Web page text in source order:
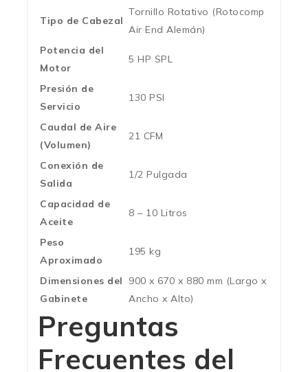
Tipo de Cabezal
Tornillo Rotativo (Rotocomp
Air End Alemán)
Potencia del
Motor
5 HP SPL
Presión de
Servicio
130 PSI
Caudal de Aire
(Volumen)
21 CFM
Conexión de
Salida
1/2 Pulgada
Capacidad de
Aceite
8 – 10 Litros
Peso
Aproximado
195 kg
Dimensiones del
Gabinete
900 x 670 x 880 mm (Largo x
Ancho x Alto)
Preguntas
Frecuentes del